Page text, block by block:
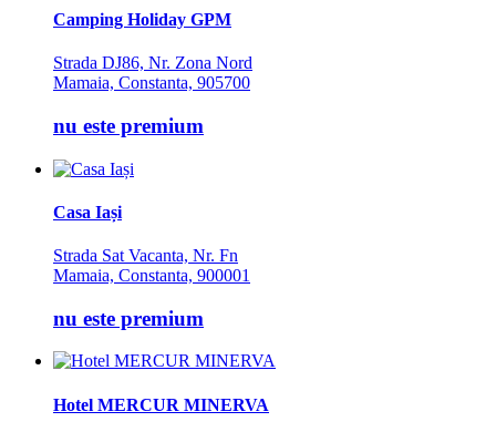
Camping Holiday GPM
Strada DJ86, Nr. Zona Nord
Mamaia, Constanta, 905700
nu este premium
Casa Iași
Strada Sat Vacanta, Nr. Fn
Mamaia, Constanta, 900001
nu este premium
Hotel MERCUR MINERVA